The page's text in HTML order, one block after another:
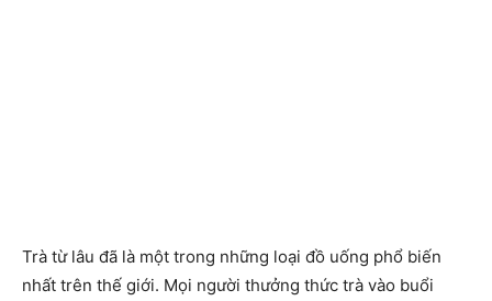
Trà từ lâu đã là một trong những loại đồ uống phổ biến
nhất trên thế giới. Mọi người thưởng thức trà vào buổi